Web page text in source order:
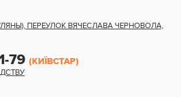
, ПЕРЕУЛОК ВЯЧЕСЛАВА ЧЕРНОВОЛА,
79 (КИЇВСТАР)